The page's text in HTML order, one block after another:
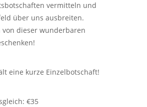
vermitteln und
über uns ausbreiten.
von dieser wunderbaren
eine kurze Einzelbotschaft!
€35